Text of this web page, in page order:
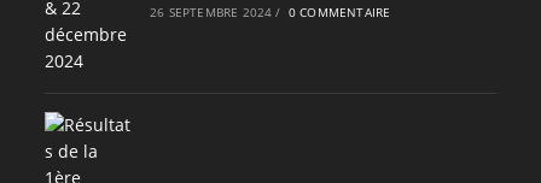
26 SEPTEMBRE 2024 / 0 COMMENTAIRE